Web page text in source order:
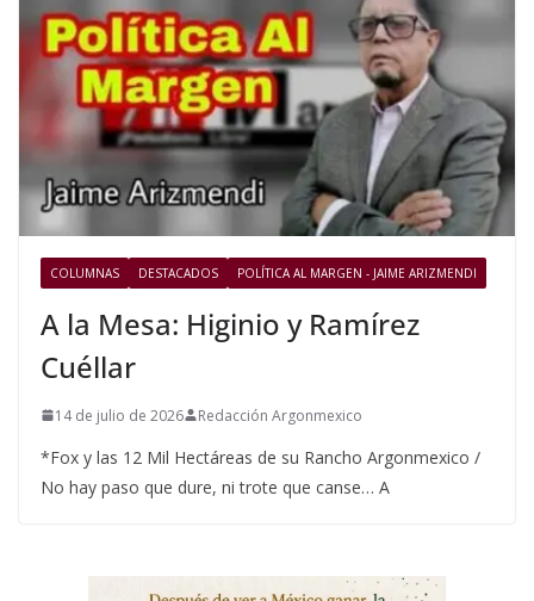
COLUMNAS DESTACADOS POLÍTICA AL MARGEN - JAIME ARIZMENDI
A la Mesa: Higinio y Ramírez
Cuéllar
14 de julio de 2026 Redacción Argonmexico
*Fox y las 12 Mil Hectáreas de su Rancho Argonmexico /
No hay paso que dure, ni trote que canse… A